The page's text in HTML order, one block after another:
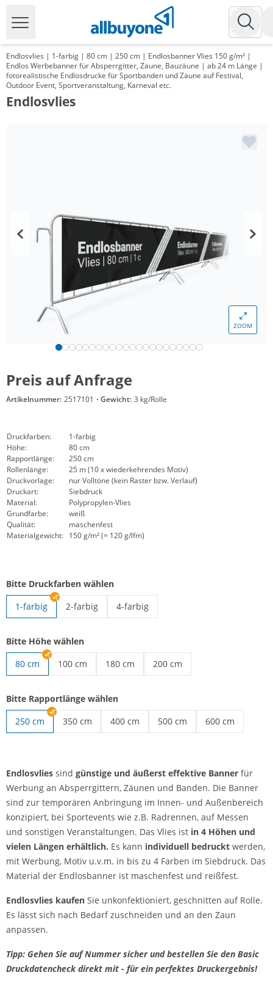
Endlosvlies | 1-farbig | 80 cm | 250 cm | Endlosbanner Vlies 150 g/m² |
Endlos Werbebanner für Absperrgitter, Zäune, Bauzäune | ab 24 m Länge |
fotorealistische Endlosdrucke für Sportbanden und Zäune auf Festival,
Outdoor Event, Sportveranstaltung, Karneval etc.
Endlosvlies
ZOOM
Preis auf Anfrage
Artikelnummer: 2517101 · Gewicht: 3 kg/Rolle
Druckfarben:
1-farbig
Höhe:
80 cm
Rapportlänge:
250 cm
Rollenlänge:
25 m (10 x wiederkehrendes Motiv)
Druckvorlage:
nur Volltöne (kein Raster bzw. Verlauf)
Druckart:
Siebdruck
Material:
Polypropylen-Vlies
Grundfarbe:
weiß
Qualität:
maschenfest
Materialgewicht: 150 g/m² (= 120 g/lfm)
Bitte Druckfarben wählen
1-farbig
2-farbig
4-farbig
Bitte Höhe wählen
80 cm
100 cm
180 cm
200 cm
Bitte Rapportlänge wählen
250 cm
350 cm
400 cm
500 cm
600 cm
Endlosvlies sind günstige und äußerst effektive Banner für
Werbung an Absperrgittern, Zäunen und Banden. Die Banner
sind zur temporären Anbringung im Innen- und Außenbereich
konzipiert, bei Sportevents wie z.B. Radrennen, auf Messen
und sonstigen Veranstaltungen. Das Vlies ist in 4 Höhen und
vielen Längen erhältlich. Es kann individuell bedruckt werden,
mit Werbung, Motiv u.v.m. in bis zu 4 Farben im Siebdruck. Das
Material der Endlosbanner ist maschenfest und reißfest.
Endlosvlies kaufen Sie unkonfektioniert, geschnitten auf Rolle.
Es lässt sich nach Bedarf zuschneiden und an den Zaun
anpassen.
Tipp: Gehen Sie auf Nummer sicher und bestellen Sie den Basic
Druckdatencheck direkt mit - für ein perfektes Druckergebnis!